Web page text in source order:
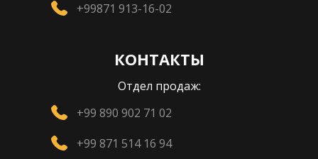
+99871 913-16-02
КОНТАКТЫ
Отдел продаж:
+99 890 902 71 02
+99 871 514 16 94